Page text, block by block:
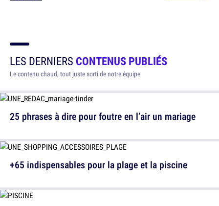
LES DERNIERS CONTENUS PUBLIÉS
Le contenu chaud, tout juste sorti de notre équipe
25 phrases à dire pour foutre en l’air un mariage
+65 indispensables pour la plage et la piscine